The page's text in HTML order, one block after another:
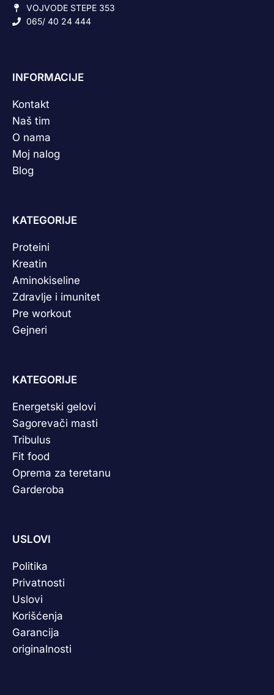
VOJVODE STEPE 353
065/ 40 24 444
INFORMACIJE
Kontakt
Naš tim
O nama
Moj nalog
Blog
KATEGORIJE
Proteini
Kreatin
Aminokiseline
Zdravlje i imunitet
Pre workout
Gejneri
KATEGORIJE
Energetski gelovi
Sagorevači masti
Tribulus
Fit food
Oprema za teretanu
Garderoba
USLOVI
Politika
Privatnosti
Uslovi
Korišćenja
Garancija
originalnosti